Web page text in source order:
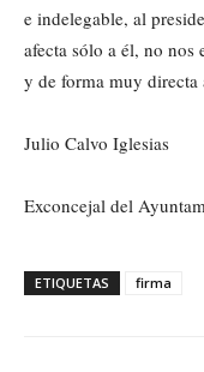
e indelegable, al
afecta sólo a él, no
y de forma muy directa
Julio Calvo Iglesias
Exconcejal del
ETIQUETAS firma